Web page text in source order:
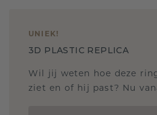
UNIEK!
3D PLASTIC REPLICA
Wil jij weten hoe deze
ziet en of hij past? Nu